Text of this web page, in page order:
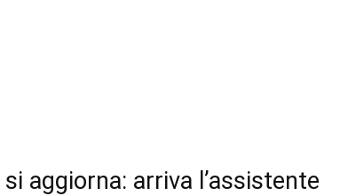
aggiorna: arriva l’assistente